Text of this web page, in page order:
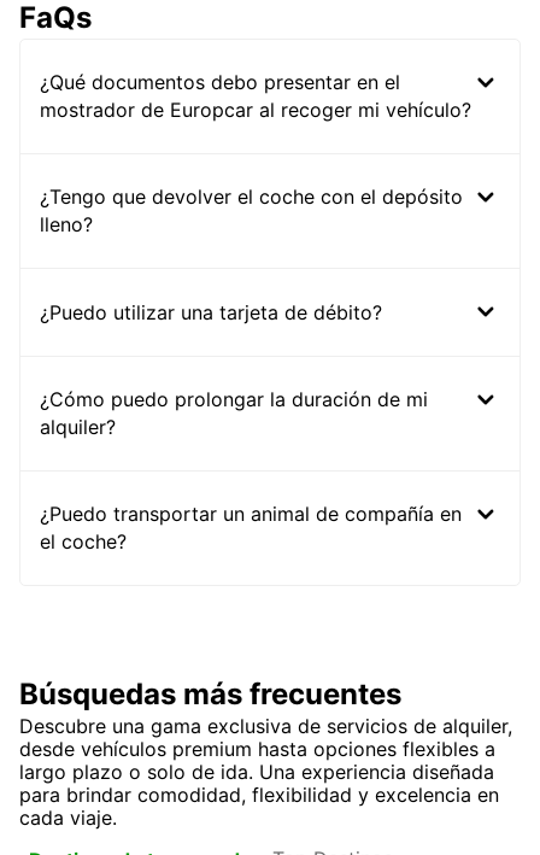
FaQs
¿Qué documentos debo presentar en el
mostrador de Europcar al recoger mi vehículo?
¿Tengo que devolver el coche con el depósito
lleno?
¿Puedo utilizar una tarjeta de débito?
¿Cómo puedo prolongar la duración de mi
alquiler?
¿Puedo transportar un animal de compañía en
el coche?
Búsquedas más frecuentes
Descubre una gama exclusiva de servicios de alquiler,
desde vehículos premium hasta opciones flexibles a
largo plazo o solo de ida. Una experiencia diseñada
para brindar comodidad, flexibilidad y excelencia en
cada viaje.